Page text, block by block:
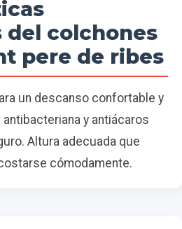
del colchones
pere de ribes
un descanso confortable y
y antiácaros
Altura adecuada que
cómodamente.